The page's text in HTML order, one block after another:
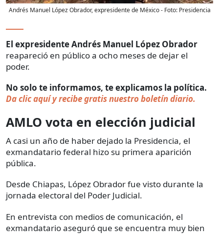
Andrés Manuel López Obrador, expresidente de México- Foto: Presidencia
El expresidente Andrés Manuel López Obrador
reapareció en público a ocho meses de dejar el
poder.
No solo te informamos, te explicamos la política.
Da clic aquí y recibe gratis nuestro boletín diario.
AMLO vota en elección judicial
A casi un año de haber dejado la Presidencia, el
exmandatario federal hizo su primera aparición
pública.
Desde Chiapas, López Obrador fue visto durante la
jornada electoral del Poder Judicial.
En entrevista con medios de comunicación, el
exmandatario aseguró que se encuentra muy bien